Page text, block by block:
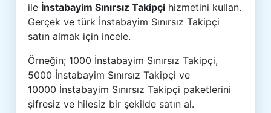
ile İnstabayim Sınırsız Takipçi hizmetini kullan.
Gerçek ve türk İnstabayim Sınırsız Takipçi
satın almak için incele.
Örneğin; 1000 İnstabayim Sınırsız Takipçi,
5000 İnstabayim Sınırsız Takipçi ve
10000 İnstabayim Sınırsız Takipçi paketlerini
şifresiz ve hilesiz bir şekilde satın al.